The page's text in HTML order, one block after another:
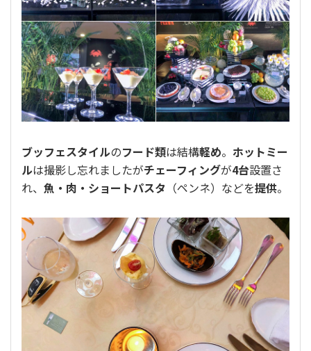
ブッフェスタイルのフード類は結構軽め。 ホットミー
ルは撮影し忘れましたがチェーフィングが4台設置さ
れ、 魚・肉・ショートパスタ （ペンネ）などを提供。